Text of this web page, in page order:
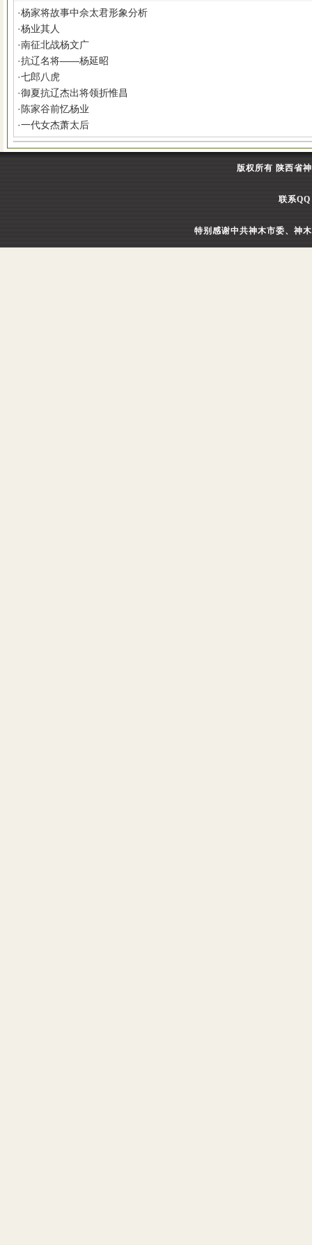
·杨家将故事中佘太君形象分析
·杨业其人
·南征北战杨文广
·抗辽名将——杨延昭
·七郎八虎
·御夏抗辽杰出将领折惟昌
· 陈家谷前忆杨业
·一代女杰萧太后
版权所有 陕西省
联系
特别感谢中共神木市委、神